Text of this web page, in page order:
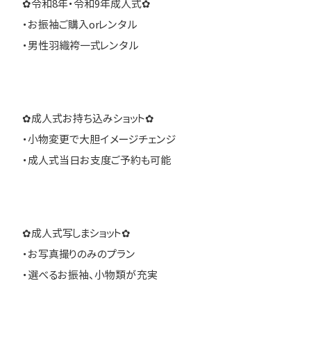
✿令和8年・令和9年成人式✿
・お振袖ご購入orレンタル
・男性羽織袴一式レンタル
✿成人式お持ち込みショット✿
・小物変更で大胆イメージチェンジ
・成人式当日お支度ご予約も可能
✿成人式写しまショット✿
・お写真撮りのみのプラン
・選べるお振袖、小物類が充実